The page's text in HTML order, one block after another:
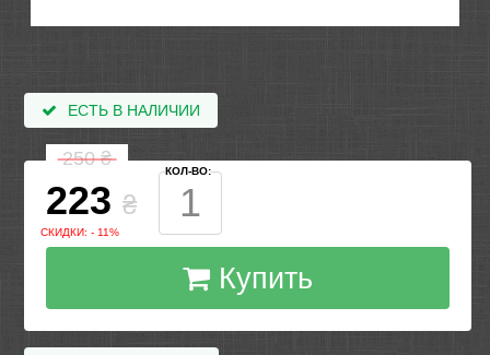
ЕСТЬ В НАЛИЧИИ
250₴
223 ₴
СКИДКИ: - 11%
КОЛ-ВО:
Купить